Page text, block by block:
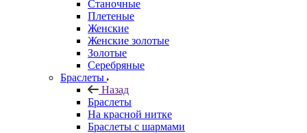
Станочные
Плетеные
Женские
Женские золотые
Золотые
Серебряные
Браслеты
Назад
Браслеты
На красной нитке
Браслеты с шармами